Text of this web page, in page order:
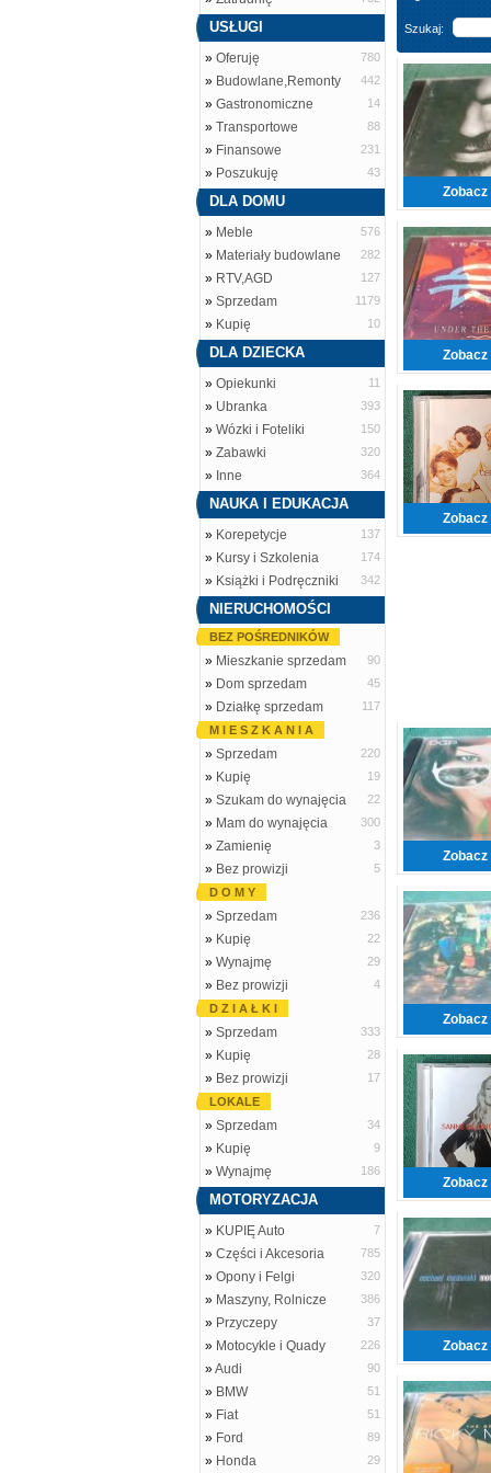
USŁUGI
» Oferuję 780
» Budowlane,Remonty 442
» Gastronomiczne 14
» Transportowe 88
» Finansowe 231
» Poszukuję 43
DLA DOMU
» Meble 576
» Materiały budowlane 282
» RTV,AGD 127
» Sprzedam 1179
» Kupię 10
DLA DZIECKA
» Opiekunki 11
» Ubranka 393
» Wózki i Foteliki 150
» Zabawki 320
» Inne 364
NAUKA I EDUKACJA
» Korepetycje 137
» Kursy i Szkolenia 174
» Książki i Podręczniki 342
NIERUCHOMOŚCI
BEZ POŚREDNIKÓW
» Mieszkanie sprzedam 90
» Dom sprzedam 45
» Działkę sprzedam
117
M I E S Z K A N I A
» Sprzedam 220
» Kupię 19
» Szukam do wynajęcia 22
» Mam do wynajęcia 300
» Zamienię 3
» Bez prowizji
5
D O M Y
» Sprzedam 236
» Kupię 22
» Wynajmę 29
» Bez prowizji
4
D Z I A Ł K I
» Sprzedam 333
» Kupię 28
» Bez prowizji
17
LOKALE
» Sprzedam 34
» Kupię 9
» Wynajmę 186
MOTORYZACJA
» KUPIĘ Auto 7
» Części i Akcesoria 785
» Opony i Felgi 320
» Maszyny, Rolnicze 386
» Przyczepy 37
» Motocykle i Quady 226
»Audi 90
» BMW 51
» Fiat 51
» Ford 89
» Honda 29
Szukaj: